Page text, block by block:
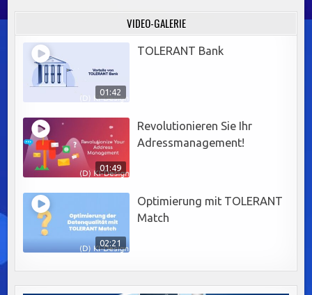
VIDEO-GALERIE
01:42
TOLERANT Bank
01:49
Revolutionieren Sie Ihr
Adressmanagement!
02:21
Optimierung mit TOLERANT
Match